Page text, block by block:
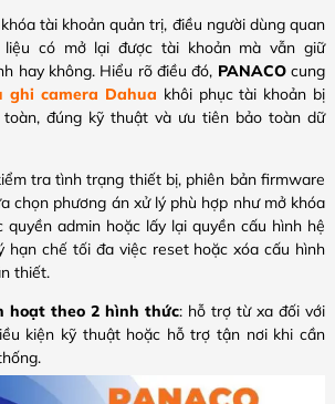
tài khoản quản trị, điều người dùng quan
có mở lại được tài khoản mà vẫn giữ
hay không. Hiểu rõ điều đó, PANACOcung
ghi camera Dahua khôi phục tài khoản bị
đúng kỹ thuật và ưu tiên bảo toàn dữ
tra tình trạng thiết bị, phiên bản firmware
chọn phương án xử lý phù hợp như mở khóa
quyền admin hoặc lấy lại quyền cấu hình hệ
hạn chế tối đa việc reset hoặc xóa cấu hình
thiết.
hoạt theo 2 hình thức: hỗ trợ từ xa đối với
kiện kỹ thuật hoặc hỗ trợ tận nơi khi cần